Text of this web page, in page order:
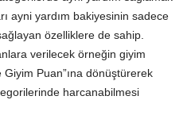
ayni yardım bakiyesinin sadece
özelliklere de sahip.
verilecek örneğin giyim
Giyim Puan”ına dönüştürerek
harcanabilmesi